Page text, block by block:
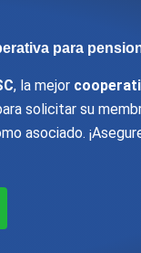
para
, la mejor
solicitar su
asociado.